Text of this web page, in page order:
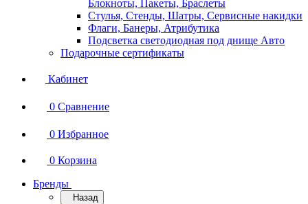
Блокноты, Пакеты, Браслеты
Стулья, Стенды, Шатры, Сервисные накидки
Флаги, Банеры, Атрибутика
Подсветка светодиодная под днище Авто
Подарочные сертификаты
Кабинет
0 Сравнение
0 Избранное
0 Корзина
Бренды
Назад